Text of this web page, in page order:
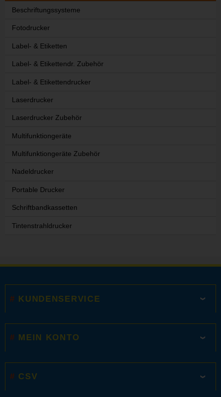
Beschriftungssysteme
Fotodrucker
Label- & Etiketten
Label- & Etikettendr. Zubehör
Label- & Etikettendrucker
Laserdrucker
Laserdrucker Zubehör
Multifunktiongeräte
Multifunktiongeräte Zubehör
Nadeldrucker
Portable Drucker
Schriftbandkassetten
Tintenstrahldrucker
KUNDENSERVICE
MEIN KONTO
CSV